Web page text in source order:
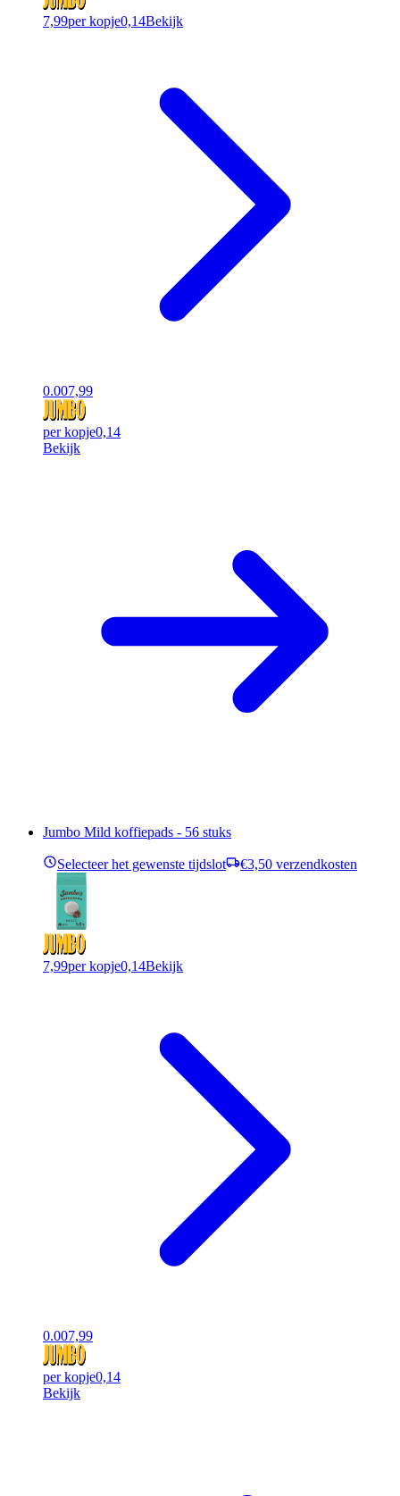
7,99per kopje0,14Bekijk
0.007,99
per kopje0,14
Bekijk
Jumbo Mild koffiepads - 56 stuks
Selecteer het gewenste tijdslot €3,50 verzendkosten
7,99per kopje0,14Bekijk
0.007,99
per kopje0,14
Bekijk